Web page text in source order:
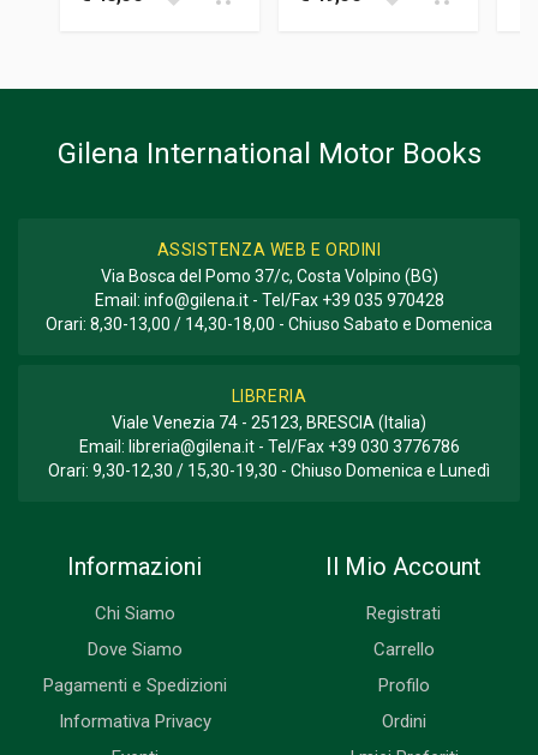
Gilena International Motor Books
ASSISTENZA WEB E ORDINI
Via Bosca del Pomo 37/c, Costa Volpino (BG)
Email: info@gilena.it- Tel/Fax +39 035 970428
Orari: 8,30-13,00 / 14,30-18,00 - Chiuso Sabato e Domenica
LIBRERIA
Viale Venezia 74 - 25123, BRESCIA (Italia)
Email: libreria@gilena.it- Tel/Fax +39 030 3776786
Orari: 9,30-12,30 / 15,30-19,30 - Chiuso Domenica e Lunedì
Informazioni
Chi Siamo
Dove Siamo
Pagamenti e Spedizioni
Informativa Privacy
Il Mio Account
Registrati
Carrello
Profilo
Ordini